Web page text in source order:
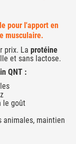
pour l'apport en
musculaire.
prix. La protéine
et sans lactose.
QNT :
le goût
maintien